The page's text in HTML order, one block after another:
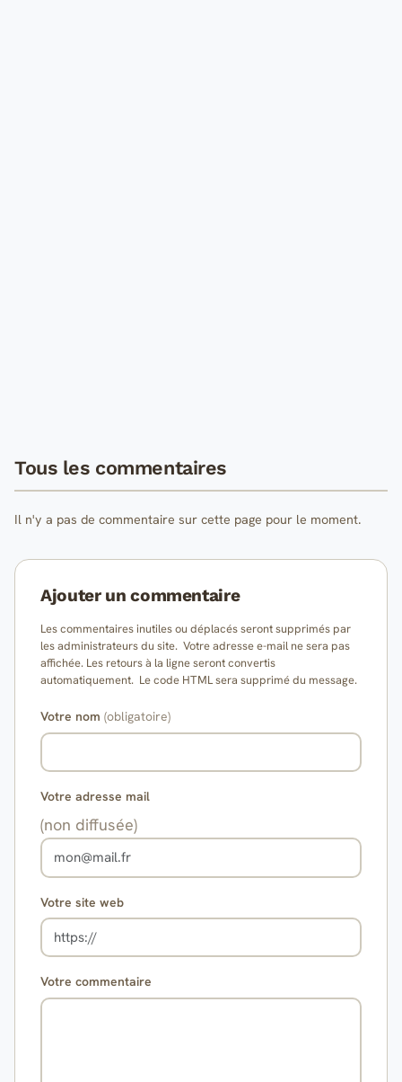
Tous les commentaires
Il n'y a pas de commentaire sur cette page pour le moment.
Ajouter un commentaire
Les commentaires inutiles ou déplacés seront supprimés par
les administrateurs du site. Votre adresse e-mail ne sera pas
affichée. Les retours à la ligne seront convertis
automatiquement. Le code HTML sera supprimé du message.
Votre nom (obligatoire)
Votre adresse mail
(non diffusée)
Votre site web
Votre commentaire